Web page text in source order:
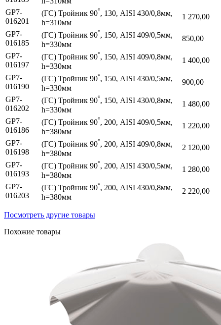
GP7-
016201
(ГС) Тройник 90°, 130, AISI 430/0,8мм,
h=310мм
1 270,00
GP7-
016185
(ГС) Тройник 90°, 150, AISI 409/0,5мм,
h=330мм
850,00
GP7-
016197
(ГС) Тройник 90°, 150, AISI 409/0,8мм,
h=330мм
1 400,00
GP7-
016190
(ГС) Тройник 90°, 150, AISI 430/0,5мм,
h=330мм
900,00
GP7-
016202
(ГС) Тройник 90°, 150, AISI 430/0,8мм,
h=330мм
1 480,00
GP7-
016186
(ГС) Тройник 90°, 200, AISI 409/0,5мм,
h=380мм
1 220,00
GP7-
016198
(ГС) Тройник 90°, 200, AISI 409/0,8мм,
h=380мм
2 120,00
GP7-
016193
(ГС) Тройник 90°, 200, AISI 430/0,5мм,
h=380мм
1 280,00
GP7-
016203
(ГС) Тройник 90°, 200, AISI 430/0,8мм,
h=380мм
2 220,00
Посмотреть другие товары
Похожие товары